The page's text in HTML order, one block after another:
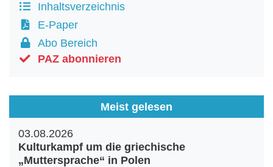
Inhaltsverzeichnis
E-Paper
Abo Bereich
PAZ abonnieren
Meist gelesen
03.08.2026
Kulturkampf um die griechische
„Muttersprache“ in Polen